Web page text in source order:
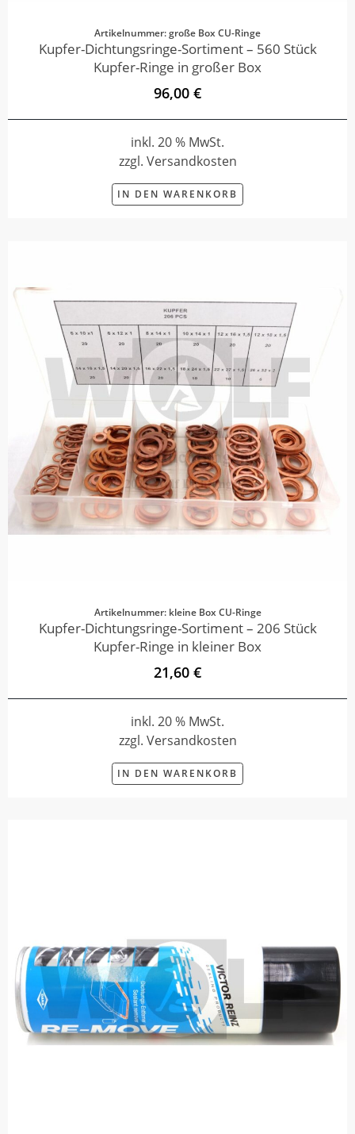
Artikelnummer: große Box CU-Ringe
Kupfer-Dichtungsringe-Sortiment – 560 Stück
Kupfer-Ringe in großer Box
96,00 €
inkl. 20 % MwSt.
zzgl. Versandkosten
IN DEN WARENKORB
Artikelnummer: kleine Box CU-Ringe
Kupfer-Dichtungsringe-Sortiment – 206 Stück
Kupfer-Ringe in kleiner Box
21,60 €
inkl. 20 % MwSt.
zzgl. Versandkosten
IN DEN WARENKORB